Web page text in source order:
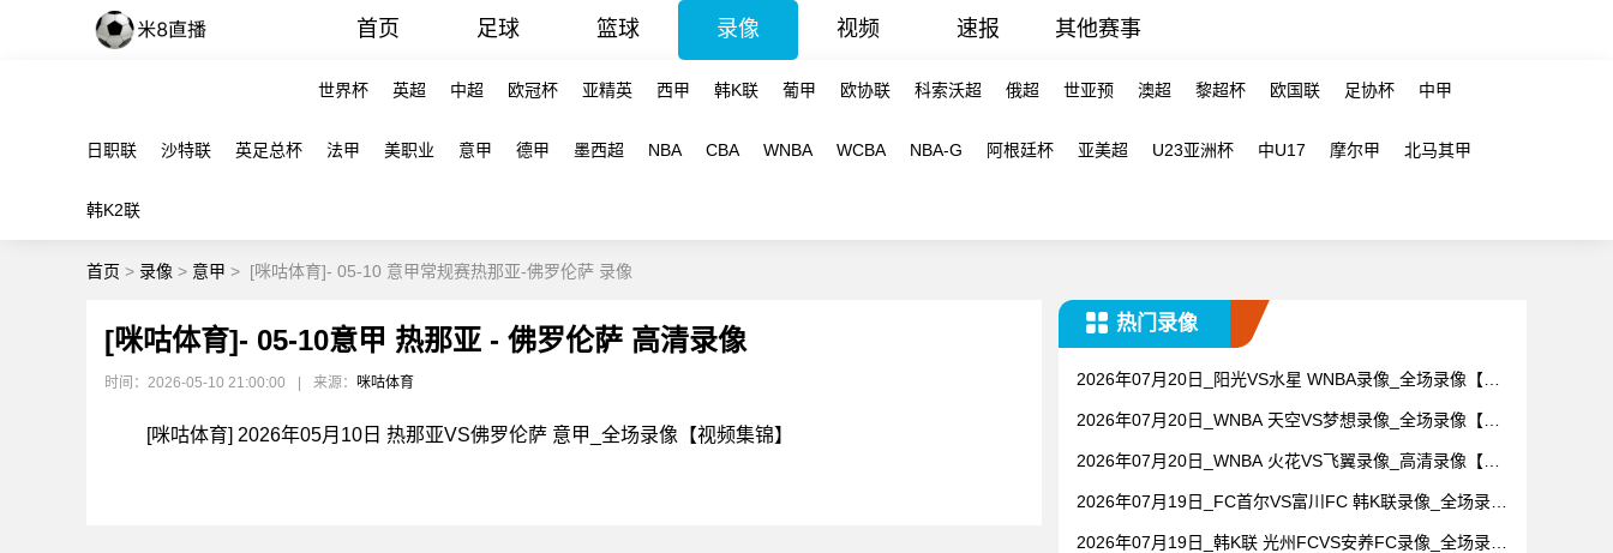
首页 足球 篮球 录像 视频 速报 其他赛事
世界杯 英超 中超 欧冠杯 亚精英 西甲 韩K联 葡甲 欧协联 科索沃超 俄超 世亚预 澳超 黎超杯 欧国联 足协杯 中甲
日职联 沙特联 英足总杯 法甲 美职业 意甲 德甲 墨西超 NBA CBA WNBA WCBA NBA-G 阿根廷杯 亚美超 U23亚洲杯 中U17 摩尔甲 北马其甲
韩K2联
首页 > 录像 > 意甲 > [咪咕体育]- 05-10 意甲常规赛热那亚-佛罗伦萨 录像
[咪咕体育]- 05-10意甲 热那亚 - 佛罗伦萨 高清录像
时间：2026-05-10 21:00:00 来源： 咪咕体育
[咪咕体育] 2026年05月10日 热那亚VS佛罗伦萨 意甲_全场录像【视频集锦】
热门录像
2026年07月20日_阳光VS水星 WNBA录像_全场录像【高
2026年07月20日_WNBA 天空VS梦想录像_全场录像【高
2026年07月20日_WNBA 火花VS飞翼录像_高清录像【全
2026年07月19日_FC首尔VS富川FC 韩K联录像_全场录像
2026年07月19日_韩K联 光州FCVS安养FC录像_全场录像